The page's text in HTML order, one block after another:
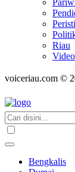
Riau
Video
voiceriau.com ©
Bengkalis